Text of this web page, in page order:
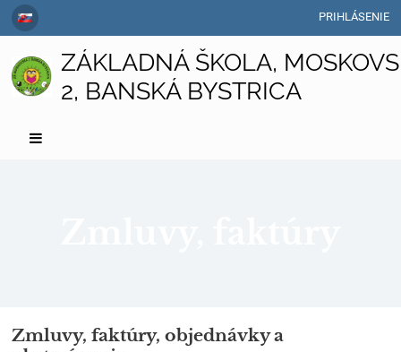
PRIHLÁSENIE
ZÁKLADNÁ ŠKOLA,
2, BANSKÁ BYSTRICA
Zmluvy,
Zmluvy, faktúry, objednávky a